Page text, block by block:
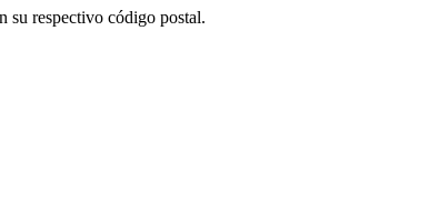
su respectivo código postal.